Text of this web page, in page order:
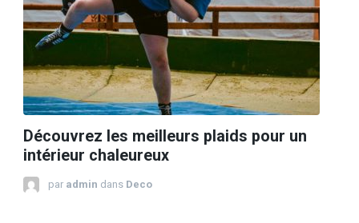
Découvrez les meilleurs plaids pour un
intérieur chaleureux
par admin dans Deco